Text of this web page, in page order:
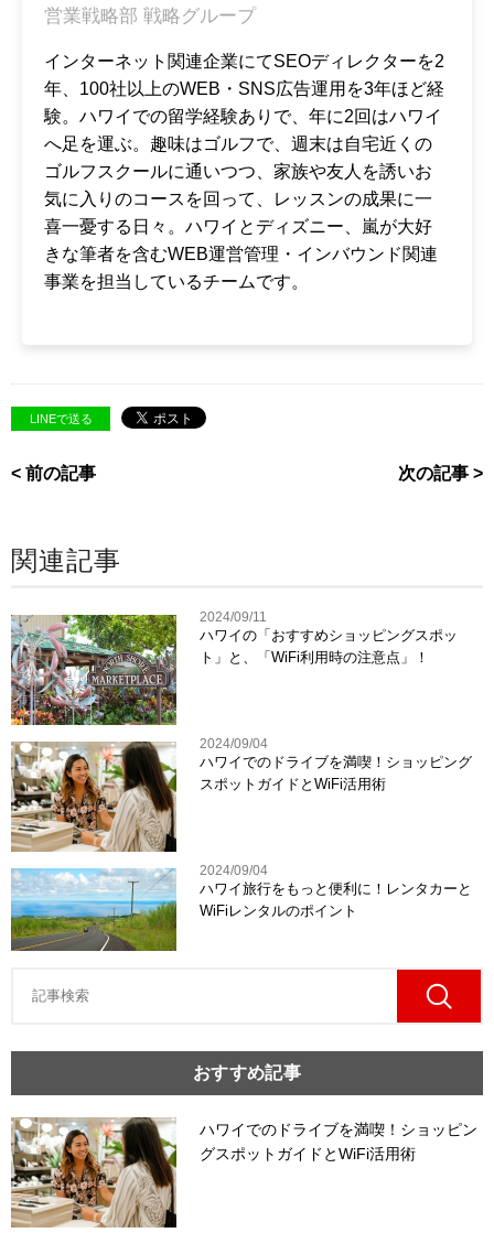
営業戦略部 戦略グループ
インターネット関連企業にてSEOディレクターを2
年、100社以上のWEB・SNS広告運用を3年ほど経
験。ハワイでの留学経験ありで、年に2回はハワイ
へ足を運ぶ。趣味はゴルフで、週末は自宅近くの
ゴルフスクールに通いつつ、家族や友人を誘いお
気に入りのコースを回って、レッスンの成果に一
喜一憂する日々。ハワイとディズニー、嵐が大好
きな筆者を含むWEB運営管理・インバウンド関連
事業を担当しているチームです。
LINEで送る
< 前の記事 次の記事 >
関連記事
2024/09/11
ハワイの「おすすめショッピングスポッ
ト」と、「WiFi利用時の注意点」！
2024/09/04
ハワイでのドライブを満喫！ショッピング
スポットガイドとWiFi活用術
2024/09/04
ハワイ旅行をもっと便利に！レンタカーと
WiFiレンタルのポイント
おすすめ記事
ハワイでのドライブを満喫！ショッピン
グスポットガイドとWiFi活用術